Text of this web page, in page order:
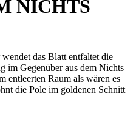
NICHTS
das Blatt entfaltet die
Gegenüber aus dem Nichts
entleerten Raum als wären es
die Pole im goldenen Schnitt